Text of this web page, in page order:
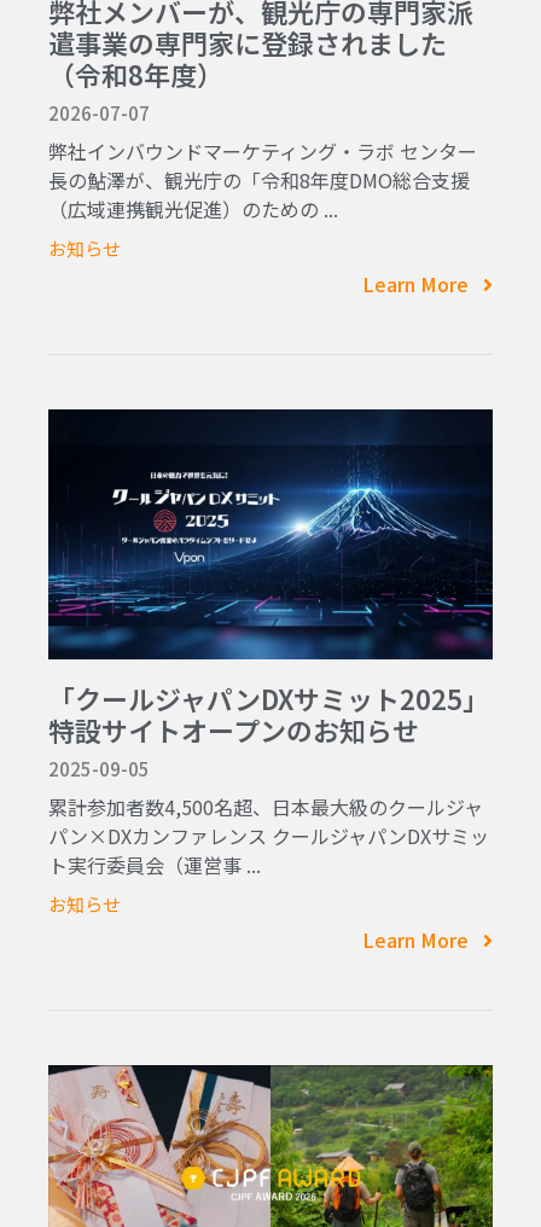
弊社メンバーが、観光庁の専門家派
遣事業の専門家に登録されました
（令和8年度）
2026-07-07
弊社インバウンドマーケティング・ラボ センター
長の鮎澤が、観光庁の「令和8年度DMO総合支援
（広域連携観光促進）のための ...
お知らせ
Learn More
「クールジャパンDXサミット2025」
特設サイトオープンのお知らせ
2025-09-05
累計参加者数4,500名超、日本最大級のクールジャ
パン×DXカンファレンス クールジャパンDXサミッ
ト実行委員会（運営事 ...
お知らせ
Learn More